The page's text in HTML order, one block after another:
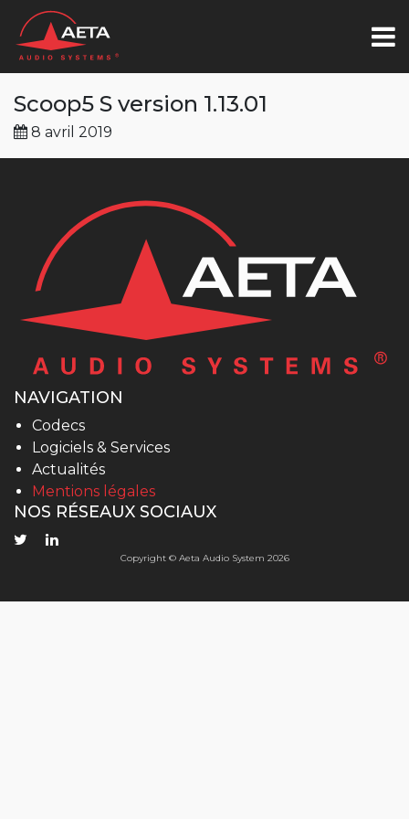
Scoop5 S version 1.13.01
8 avril 2019
NAVIGATION
Codecs
Logiciels & Services
Actualités
Mentions légales
NOS RÉSEAUX SOCIAUX
Copyright © Aeta Audio System 2026